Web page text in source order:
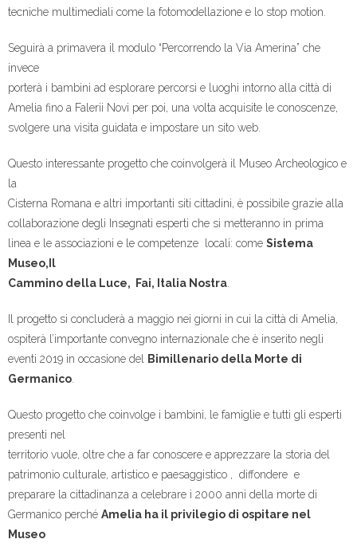
tecniche multimediali come la fotomodellazione e lo stop motion.
Seguirà a primavera il modulo “Percorrendo la Via Amerina” che
invece
porterà i bambini ad esplorare percorsi e luoghi intorno alla città di
Amelia fino a Falerii Novi per poi, una volta acquisite le conoscenze,
svolgere una visita guidata e impostare un sito web.
Questo interessante progetto che coinvolgerà il Museo Archeologico e
la
Cisterna Romana e altri importanti siti cittadini, è possibile grazie alla
collaborazione degli Insegnati esperti che si metteranno in prima
linea e le associazioni e le competenze locali: come Sistema
Museo,Il
Cammino della Luce, Fai, Italia Nostra
Il progetto si concluderà a maggio nei giorni in cui la città di Amelia,
ospiterà l’importante convegno internazionale che è inserito negli
eventi 2019 in occasione del
Bimillenario della Morte di
Germanico
Questo progetto che coinvolge i bambini, le famiglie e tutti gli esperti
presenti nel
territorio vuole, oltre che a far conoscere e apprezzare la storia del
patrimonio culturale, artistico e paesaggistico , diffondere e
preparare la cittadinanza a celebrare i 2000 anni della morte di
Germanico perché Amelia ha il privilegio di ospitare nel
Museo